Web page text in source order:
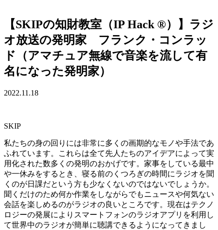
【SKIPの知財教室（IP Hack ®）】ラジ
オ放送の発明家 フランク・コンラッ
ド（アマチュア無線で音楽を流して有
名になった発明家）
2022.11.18
SKIP
私たちの身の回りには非常に多くの画期的なモノや手法であ
ふれています。これらは全て先人たちのアイデアによって実
用化された数多くの発明のおかげです。家事をしている最中
や一休みをするとき、寝る前のくつろぎの時間にラジオを聞
くのが日課だという方も少なくないのではないでしょうか。
聞くだけのため何か作業をしながらでもニュースや何気ない
会話を楽しめるのがラジオの良いところです。現在はテクノ
ロジーの発展によりスマートフォンのラジオアプリを利用し
て世界中のラジオが簡単に聴講できるようになってきまし